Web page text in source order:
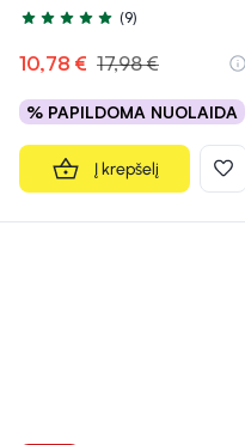
Įvertinimas 4.8 iš 5
(9)
10,78 € 17,98 €
% PAPILDOMA NUOLAIDA
Į krepšelį